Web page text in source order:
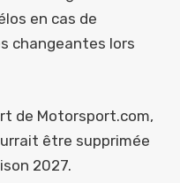
en cas de
changeantes lors
de Motorsport.com,
être supprimée
2027.